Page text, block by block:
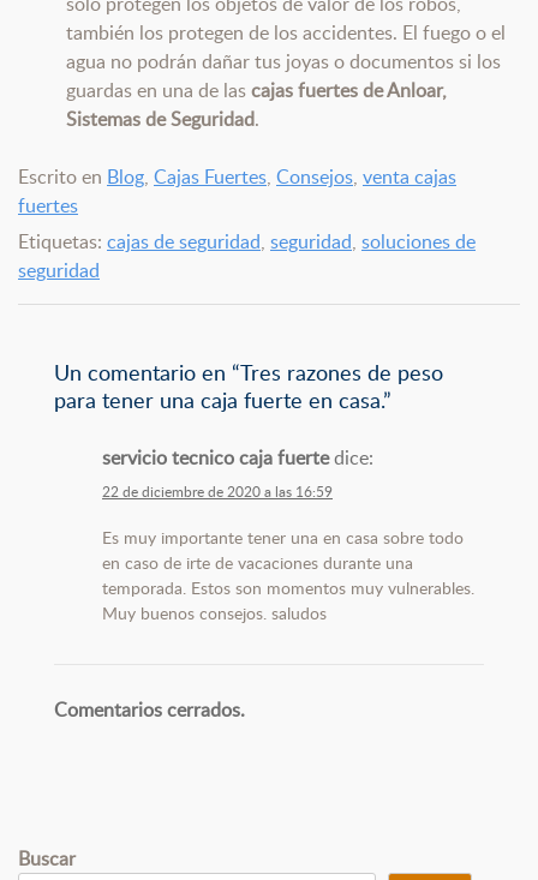
también los protegen de los accidentes. El fuego o el
agua no podrán dañar tus joyas o documentos si los
guardas en una de lascajas fuertes de Anloar,
Sistemas de Seguridad.
Escrito en Blog, Cajas Fuertes, Consejos, venta cajas
fuertes
Etiquetas: cajas de seguridad, seguridad, soluciones de
seguridad
Un comentario en “Tres razones de peso
para tener una caja fuerte en casa.”
servicio tecnico caja fuertedice:
22 de diciembre de 2020 a las 16:59
Es muy importante tener una en casa sobre todo
en caso de irte de vacaciones durante una
temporada. Estos son momentos muy vulnerables.
Muy buenos consejos. saludos
Comentarios cerrados.
Buscar